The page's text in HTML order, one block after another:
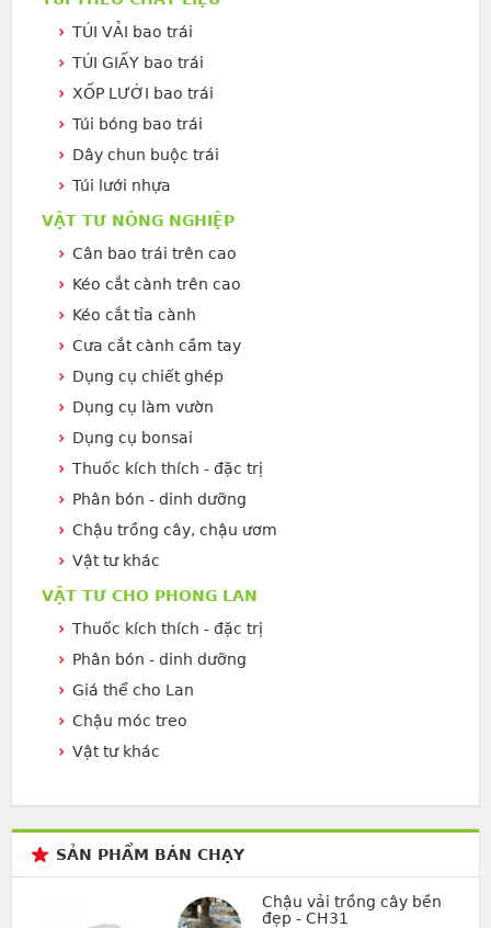
TÚI VẢI bao trái
TÚI GIẤY bao trái
XỐP LƯỚI bao trái
Túi bóng bao trái
Dây chun buộc trái
Túi lưới nhựa
VẬT TƯ NÔNG NGHIỆP
Cân bao trái trên cao
Kéo cắt cành trên cao
Kéo cắt tỉa cành
Cưa cắt cành cầm tay
Dụng cụ chiết ghép
Dụng cụ làm vườn
Dụng cụ bonsai
Thuốc kích thích - đặc trị
Phân bón - dinh dưỡng
Chậu trồng cây, chậu ươm
Vật tư khác
VẬT TƯ CHO PHONG LAN
Thuốc kích thích - đặc trị
Phân bón - dinh dưỡng
Giá thể cho Lan
Chậu móc treo
Vật tư khác
SẢN PHẨM BÁN CHẠY
Chậu vải trồng cây bền
đẹp - CH31